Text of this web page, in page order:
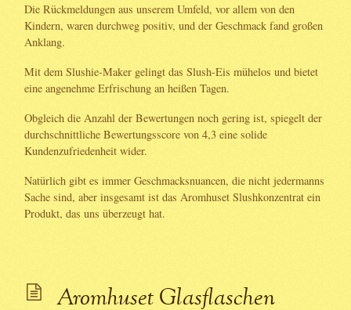
Die Rückmeldungen aus unserem Umfeld, vor allem von den
Kindern, waren durchweg positiv, und der Geschmack fand großen
Anklang.
Mit dem Slushie-Maker gelingt das Slush-Eis mühelos und bietet
eine angenehme Erfrischung an heißen Tagen.
Obgleich die Anzahl der Bewertungen noch gering ist, spiegelt der
durchschnittliche Bewertungsscore von 4,3 eine solide
Kundenzufriedenheit wider.
Natürlich gibt es immer Geschmacksnuancen, die nicht jedermanns
Sache sind, aber insgesamt ist das Aromhuset Slushkonzentrat ein
Produkt, das uns überzeugt hat.
Aromhuset Glasflaschen